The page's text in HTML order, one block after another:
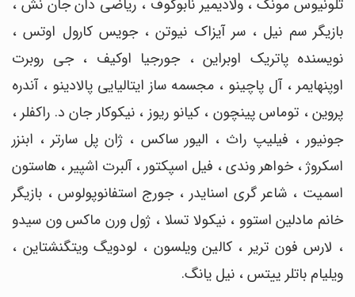
تلونیوس مونک ، ولادیمیر نابوکوف ، ریاضی دان جان نش ،
بازیگر سم نیل ، سر آیزاک نیوتن ، جویس کارول اوتس ،
نویسنده پاتریک اوبراین ، جورجیا اوکیف ، جی روبرت
اوپنهایمر ، آل پاچینو ، مجسمه ساز ایتالیایی پالادینو ، آندره
پروین ، توماس پینچون ، کیانو ریوز ، نیکوکار جان د. راکفلر ،
جونیور ، فیلیپ راث ، الیور ساکس ، ژان پل سارتر ، ابنزر
اسکروژ ، خواهر وندی ، فیل اسپکتور ، آلبرت اشپیر ، هاستون
اسمیت ، شاعر گری اسنایدر ، جورج استفانوپولوس ، بازیگر
خانم مادلین استوو ، نیکولا تسلا ، ژول ورن ماکس ون سیدو
، لارس فون تریر ، کالین ویلسون ، لودویگ ویتگنشتاین ،
ویلیام باتلر ییتس ، نیل یانگ.